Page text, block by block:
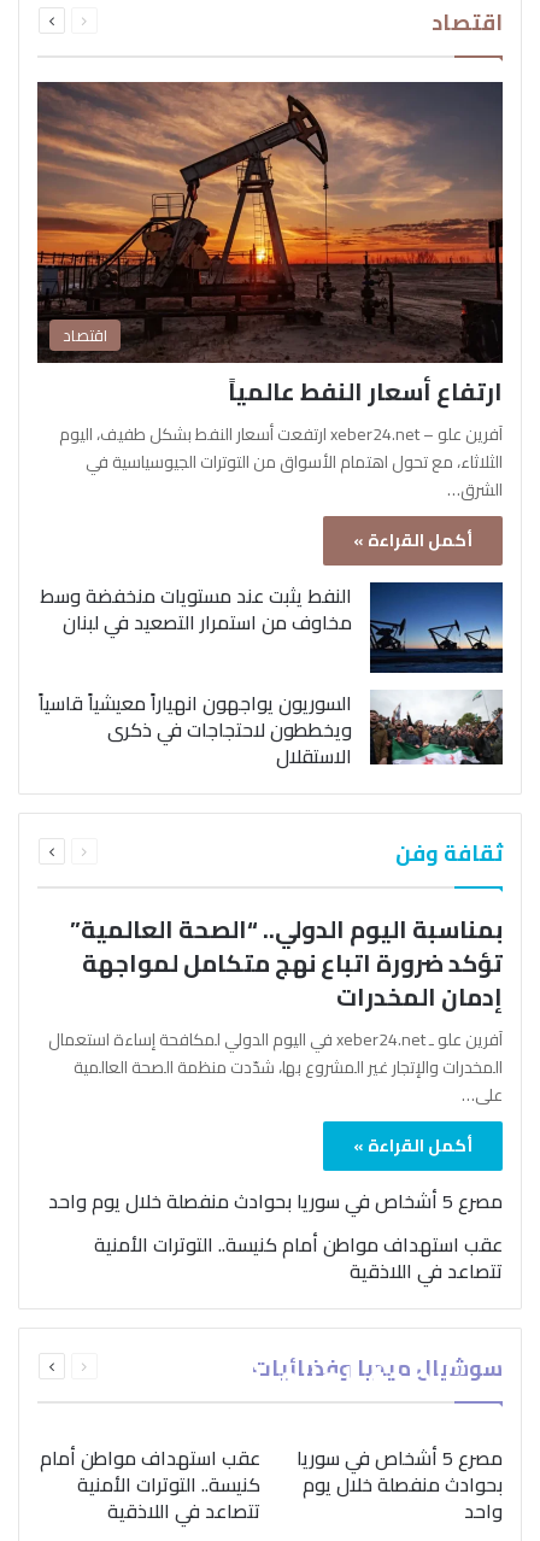
اقتصاد الصفحةالصفحة
اقتصاد
ارتفاع أسعار النفط عالمياً
آفرين علو – xeber24.net ارتفعت أسعار النفط بشكل طفيف، اليوم
الثلاثاء، مع تحول اهتمام الأسواق من التوترات الجيوسياسية في
الشرق…
أكمل القراءة »
النفط يثبت عند مستويات منخفضة وسط
مخاوف من استمرار التصعيد في لبنان
السوريون يواجهون انهياراً معيشياً قاسياً
ويخططون لاحتجاجات في ذكرى
الاستقلال
ثقافة وفن الصفحةالصفحة
بمناسبة اليوم الدولي.. “الصحة العالمية”
تؤكد ضرورة اتباع نهج متكامل لمواجهة
إدمان المخدرات
آفرين علو ـ xeber24.net في اليوم الدولي لمكافحة إساءة استعمال
المخدرات والإتجار غير المشروع بها، شدّدت منظمة الصحة العالمية
على…
أكمل القراءة »
مصرع 5 أشخاص في سوريا بحوادث منفصلة خلال يوم واحد
عقب استهداف مواطن أمام كنيسة.. التوترات الأمنية
تتصاعد في اللاذقية
سوشيال ميديا وفضائيات الصفحةالصفحة
بمناسبة اليوم الدولي..
“الصحة العالمية” تؤكد
ضرورة اتباع نهج متكامل
لمواجهة إدمان المخدرات
مصرع 5 أشخاص في سوريا
بحوادث منفصلة خلال يوم
واحد
عقب استهداف مواطن أمام
كنيسة.. التوترات الأمنية
تتصاعد في اللاذقية